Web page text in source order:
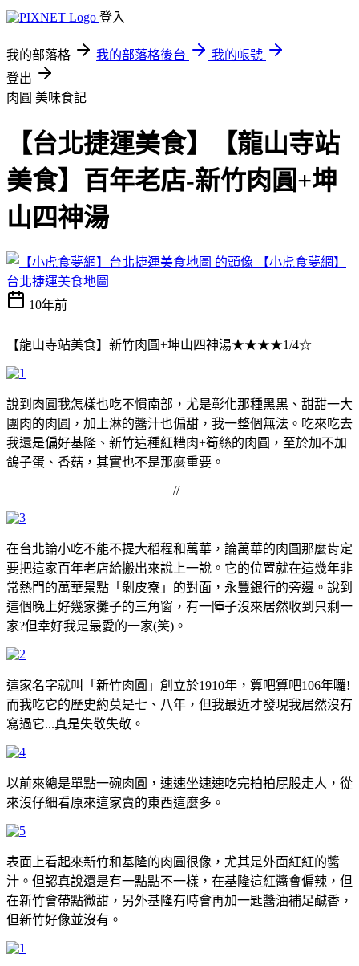
登入
我的部落格 我的部落格後台
我的帳號
登出
肉圓 美味食記
【台北捷運美食】【龍山寺站
美食】百年老店-新竹肉圓+坤
山四神湯
【小虎食夢網】
台北捷運美食地圖
10年前
【龍山寺站美食】新竹肉圓+坤山四神湯★★★★1/4☆
說到肉圓我怎樣也吃不慣南部，尤是彰化那種黑黑、甜甜一大
團肉的肉圓，加上淋的醬汁也偏甜，我一整個無法。吃來吃去
我還是偏好基隆、新竹這種紅糟肉+筍絲的肉圓，至於加不加
鴿子蛋、香菇，其實也不是那麼重要。
//
在台北論小吃不能不提大稻程和萬華，論萬華的肉圓那麼肯定
要把這家百年老店給搬出來說上一說。它的位置就在這幾年非
常熱門的萬華景點「剝皮寮」的對面，永豐銀行的旁邊。說到
這個晚上好幾家攤子的三角窗，有一陣子沒來居然收到只剩一
家?但幸好我是最愛的一家(笑)。
這家名字就叫「新竹肉圓」創立於1910年，算吧算吧106年囉!
而我吃它的歷史約莫是七、八年，但我最近才發現我居然沒有
寫過它...真是失敬失敬。
以前來總是單點一碗肉圓，速速坐速速吃完拍拍屁股走人，從
來沒仔細看原來這家賣的東西這麼多。
表面上看起來新竹和基隆的肉圓很像，尤其是外面紅紅的醬
汁。但認真說還是有一點點不一樣，在基隆這紅醬會偏辣，但
在新竹會帶點微甜，另外基隆有時會再加一匙醬油補足鹹香，
但新竹好像並沒有。